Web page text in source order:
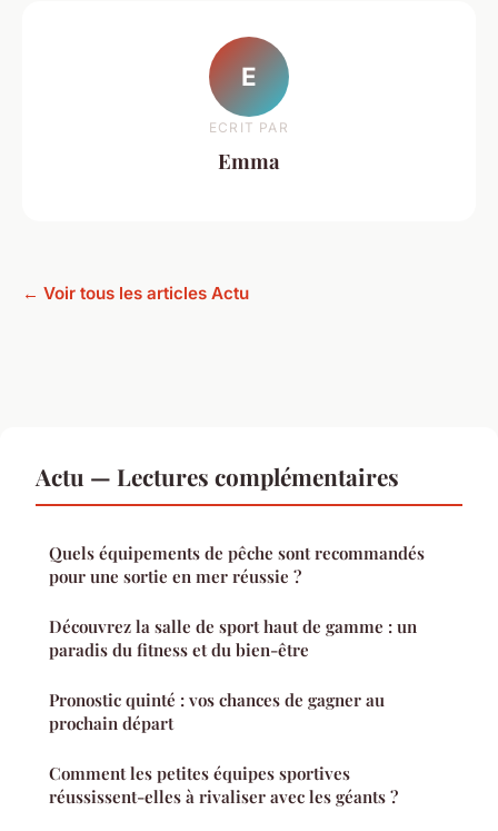
E
ECRIT PAR
Emma
← Voir tous les articles Actu
Actu — Lectures complémentaires
Quels équipements de pêche sont recommandés
pour une sortie en mer réussie ?
Découvrez la salle de sport haut de gamme : un
paradis du fitness et du bien-être
Pronostic quinté : vos chances de gagner au
prochain départ
Comment les petites équipes sportives
réussissent-elles à rivaliser avec les géants ?